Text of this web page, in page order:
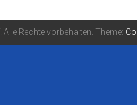
. Alle Rechte vorbehalten. Theme: